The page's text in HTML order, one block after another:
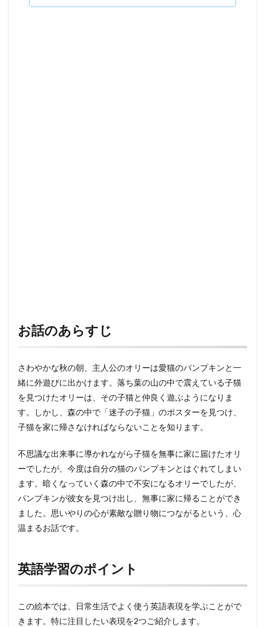
お話のあらすじ
さわやかな秋の朝、主人公のオリーは愛猫のパンプキンと一
緒に外遊びに出かけます。落ち葉の山の中で震えている子猫
を見つけたオリーは、その子猫と仲良く遊ぶようになりま
す。しかし、森の中で「迷子の子猫」のポスターを見つけ、
子猫を家に帰さなければならないことを知ります。
不思議な出来事に導かれながら子猫を無事に家に届けたオリ
ーでしたが、今度は自分の猫のパンプキンとはぐれてしまい
ます。暗くなっていく森の中で不安になるオリーでしたが、
パンプキンが彼女を見つけ出し、無事に家に帰ることができ
ました。思いやりの心が素敵な贈り物につながるという、心
温まるお話です。
英語学習のポイント
この絵本では、日常生活でよく使う英語表現を学ぶことがで
きます。特に注目したい表現を2つご紹介します。